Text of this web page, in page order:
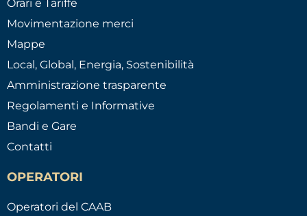
Orari e Tariffe
Movimentazione merci
Mappe
Local, Global, Energia, Sostenibilità
Amministrazione trasparente
Regolamenti e Informative
Bandi e Gare
Contatti
OPERATORI
Operatori del CAAB